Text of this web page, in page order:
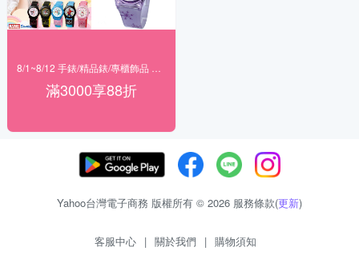
滿3000享88折
Yahoo台灣電子商務 版權所有 © 2026 服務條款(更新)
客服中心 | 關於我們 | 購物須知